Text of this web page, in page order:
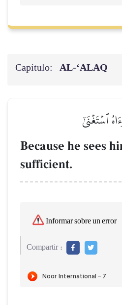
Capítulo: AL‑‘ALAQ
ٱسۡتَغۡنَىٰٓ
Because he sees
sufficient.
Informar sobre un error
Compartir :